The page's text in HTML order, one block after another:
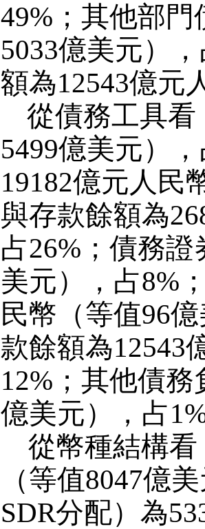
49% ；其他部
5033億美元）
額為12543億元
從債務工具
5499億美元）
19182億元人民
與存款餘額為
占26% ；債務
美元），占8%
民幣（等值96
款餘額為12543
12% ；其他債
億美元），占
從幣種結構
（等值8047億
SDR分配）為